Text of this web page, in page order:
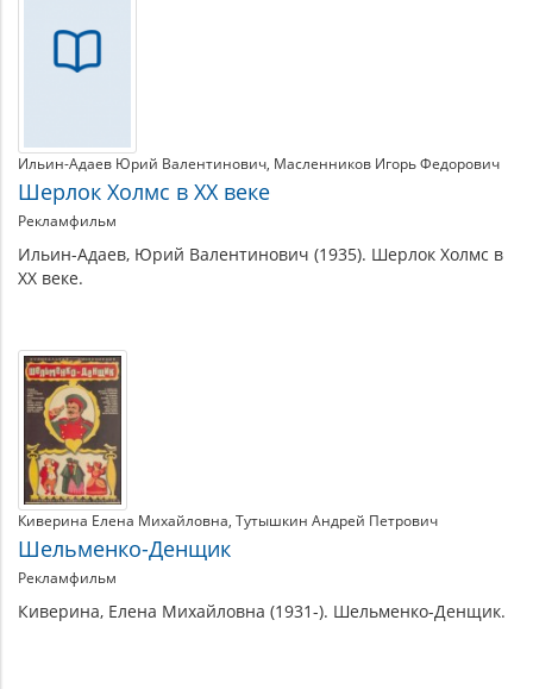
Ильин-Адаев Юрий Валентинович Масленников Игорь Федорович
Шерлок Холмс в XX веке
Рекламфильм
Ильин-Адаев, Юрий Валентинович (1935). Шерлок Холмс в
XX веке.
Киверина Елена Михайловна Тутышкин Андрей Петрович
Шельменко-Денщик
Рекламфильм
Киверина, Елена Михайловна (1931-). Шельменко-Денщик.